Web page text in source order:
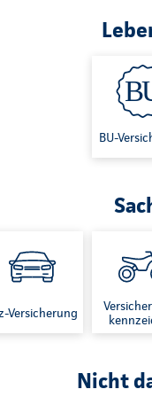
BU-
Versicherung
Nicht